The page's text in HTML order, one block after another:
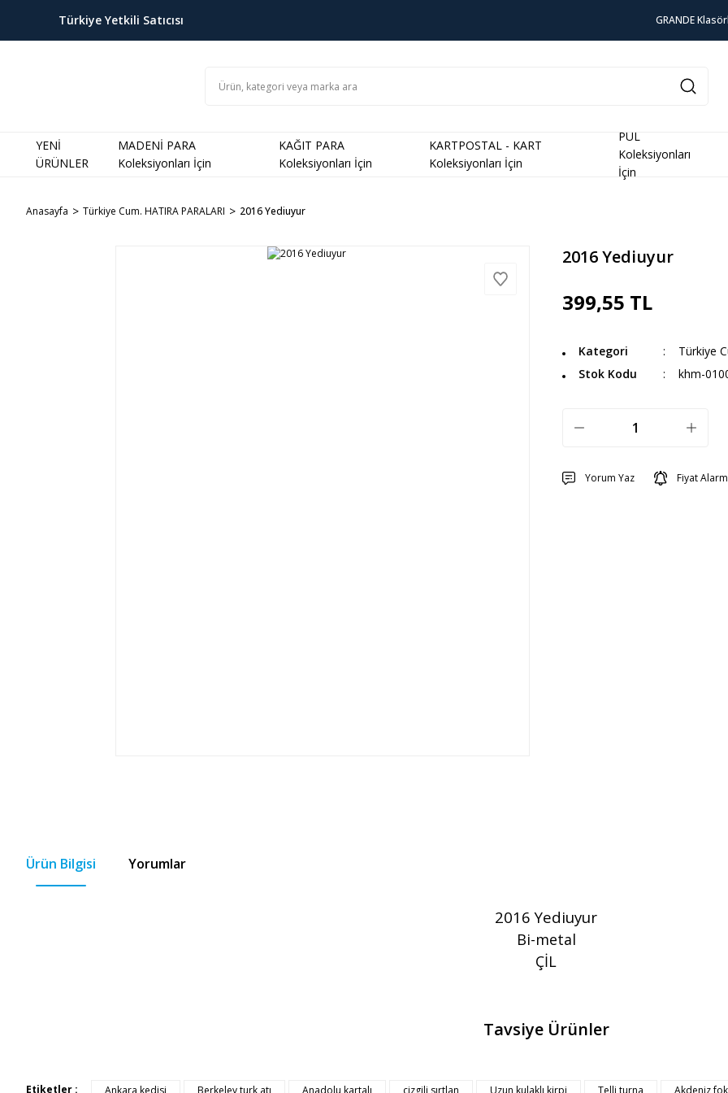
Türkiye Yetkili Satıcısı GRANDE
YENİ
ÜRÜNLER
MADENİ PARA
Koleksiyonları İçin
KAĞIT PARA
Koleksiyonları İçin
KARTPOSTAL - KART
Koleksiyonları İçin
PUL
Koleksiyonları
İçin
Anasayfa Türkiye Cum. HATIRA PARALARI 2016 Yediuyur
2016 Yediuyur
399,55 TL
Kategori Türkiye
Stok Kodu
khm-
Yorum Yaz Fiyat
Ürün Bilgisi Yorumlar
2016 Yediuyur
Bi-metal
ÇİL
Tavsiye Ürünler
Etiketler : Ankara kedisi Berkeley turk atı Anadolu kartalı çizgili sırtlan Uzun kulaklı kirpi Telli turna Akdeniz